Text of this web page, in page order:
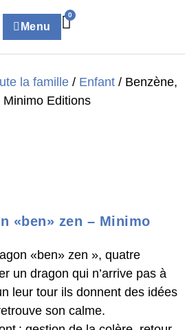
Menu
0
la famille / Enfant / Benzène,
Minimo Editions
«ben» zen – Minimo
«ben» zen », quatre
un dragon qui n’arrive pas à
leur tour ils donnent des idées
son calme.